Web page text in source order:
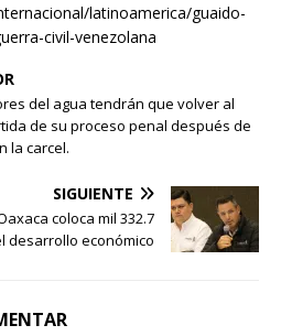
latinoamerica/guaido-
civil-venezolana
del agua tendrán que volver al
de su proceso penal después de
la carcel.
SIGUIENTE
coloca mil 332.7
desarrollo económico